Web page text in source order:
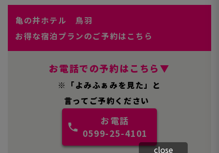
亀の井ホテル 鳥羽
お得な宿泊プランのご予約はこちら
お電話での予約はこちら▼
※「よみふぁみを見た」と
言ってご予約ください
お電話
0599-25-4101
close